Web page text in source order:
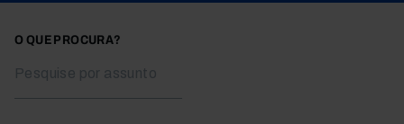
O QUE PROCURA?